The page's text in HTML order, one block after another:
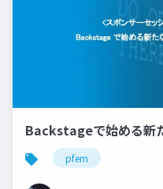
Backstageで始める新
pfem